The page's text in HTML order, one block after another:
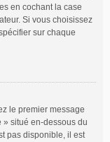
en cochant la case
Si vous choisissez
sur chaque
le premier message
» situé en-dessous du
pas disponible, il est